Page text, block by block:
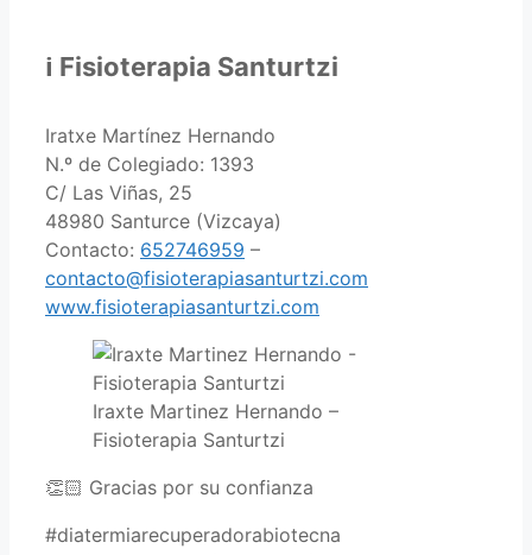
ℹ Fisioterapia Santurtzi
Iratxe Martínez Hernando
N.º de Colegiado: 1393
C/ Las Viñas, 25
48980 Santurce (Vizcaya)
Contacto: 652746959 –
contacto@fisioterapiasanturtzi.com
www.fisioterapiasanturtzi.com
Iraxte Martinez Hernando –
Fisioterapia Santurtzi
👏🏻 Gracias por su confianza
#diatermiarecuperadorabiotecna